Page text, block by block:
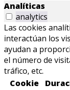
Analíticas
analytics
Las cookies
interactúan los
ayudan a
el número de
tráfico, etc.
Cookie